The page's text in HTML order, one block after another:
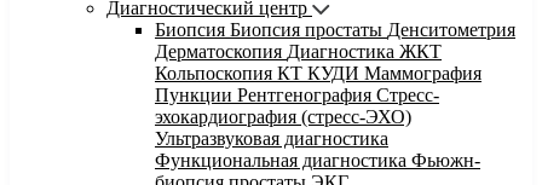
Диагностический центр
Биопсия Биопсия простаты Денситометрия
Дерматоскопия Диагностика ЖКТ
Кольпоскопия КТ КУДИ Маммография
Пункции Рентгенография Стресс-
эхокардиография (стресс-ЭХО)
Ультразвуковая диагностика
Функциональная диагностика Фьюжн-